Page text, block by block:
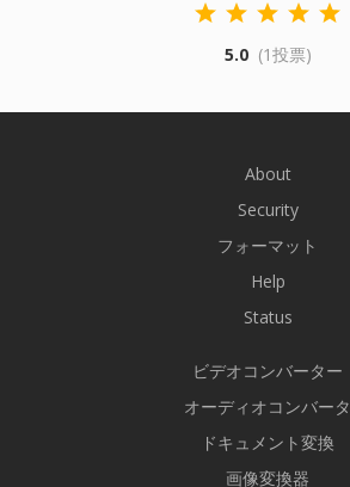
5.0 (1投票)
About
Security
フォーマット
Help
Status
ビデオコンバーター
オーディオコンバータ
ドキュメント変換
画像変換器